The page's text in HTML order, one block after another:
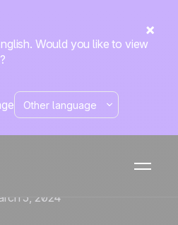
Would you like to view
Guia e
E-mail de
de Vendas
5, 2024